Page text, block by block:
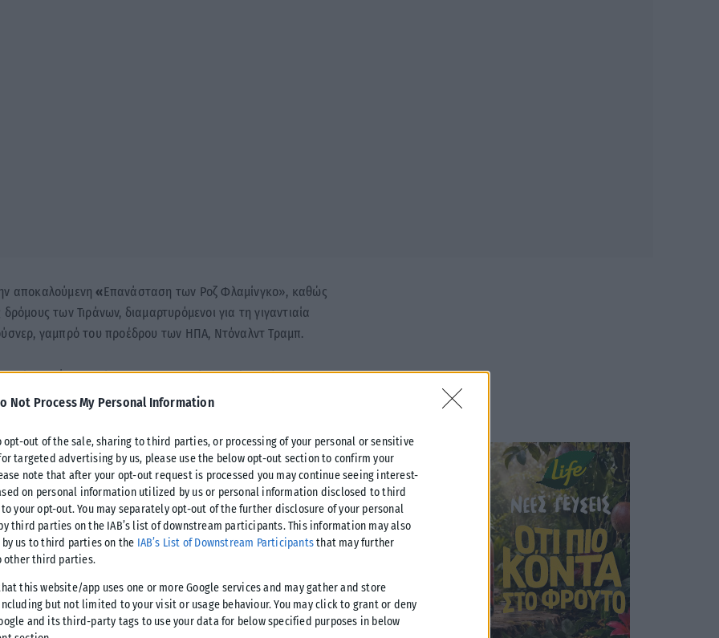
Not Process My Personal Information
opt-out of the sale, sharing to third parties, or processing of your personal or sensitive
targeted advertising by us, please use the below opt-out section to confirm your
note that after your opt-out request is processed you may continue seeing interest-
on personal information utilized by us or personal information disclosed to third
your opt-out. You may separately opt-out of the further disclosure of your personal
third parties on the IAB’s list of downstream participants. This information may also
by us to third parties on the IAB’s List of Downstream Participantsthat may further
other third parties.
this website/app uses one or more Google services and may gather and store
but not limited to your visit or usage behaviour. You may click to grant or deny
and its third-party tags to use your data for below specified purposes in below
αποκαλούμενη «Επανάσταση των Ροζ Φλαμίνγκο», καθώς
των Τιράνων, διαμαρτυρόμενοι για τη γιγαντιαία
γαμπρό του προέδρου των ΗΠΑ, Ντόναλντ Τραμπ.
τέλη Μαΐου, εξελίχθηκε στη μεγαλύτερη μέχρι σήμερα,
αλλά αποκτούν ολοένα και πιο έντονο πολιτικό
κίνημα